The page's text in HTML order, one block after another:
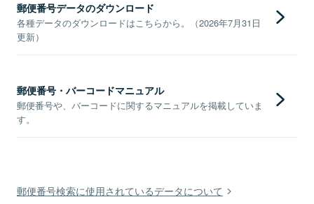
郵便番号データのダウンロード
各種データのダウンロードはこちらから。（2026年7月31日
更新）
郵便番号・バーコードマニュアル
郵便番号や、バーコードに関するマニュアルを掲載していま
す。
郵便番号検索に使用されているデータについて